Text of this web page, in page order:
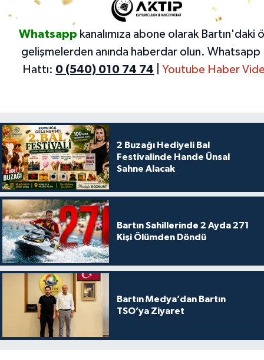
Whatsapp kanalımıza abone olarak Bartın'daki
gelişmelerden anında haberdar olun. Whatsapp
Hattı: 0 (540) 010 74 74 |Youtube Haber
2 Buzağı Hediyeli Bal
Festivalinde Hande Ünsal
Sahne Alacak
Bartın Sahillerinde 2 Ayda 271
Kişi Ölümden Döndü
Bartın Medya’dan Bartın
TSO’ya Ziyaret